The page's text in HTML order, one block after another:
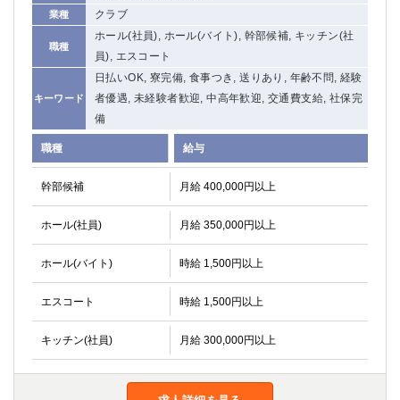
業種 クラブ
職種
ホール(社員), ホール(バイト), 幹部候補, キッチン(社
員), エスコート
キーワード
日払いOK, 寮完備, 食事つき, 送りあり, 年齢不問, 経験
者優遇, 未経験者歓迎, 中高年歓迎, 交通費支給, 社保完
備
職種 給与
幹部候補 月給 400,000円以上
ホール(社員) 月給 350,000円以上
ホール(バイト) 時給 1,500円以上
エスコート 時給 1,500円以上
キッチン(社員) 月給 300,000円以上